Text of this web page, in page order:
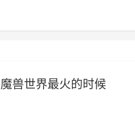
兽世界最火的时候